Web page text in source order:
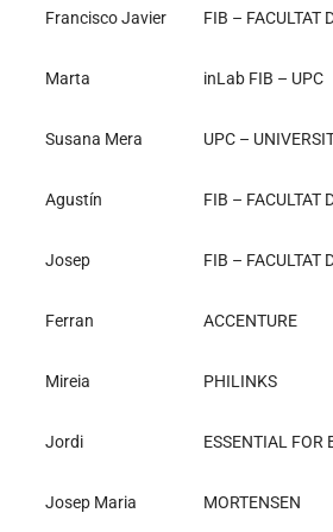
Francisco Javier FIB – FACULTAT
Marta inLab FIB – UPC
Susana Mera UPC –
Agustín FIB – FACULTAT
Josep FIB – FACULTAT
Ferran ACCENTURE
Mireia PHILINKS
Jordi ESSENTIAL FOR
Josep Maria MORTENSEN